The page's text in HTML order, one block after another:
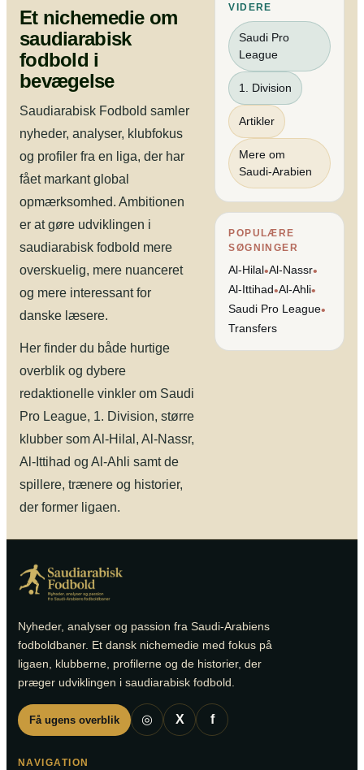
Et nichemedie om
saudiarabisk
fodbold i
bevægelse
Saudiarabisk Fodbold samler
nyheder, analyser, klubfokus
og profiler fra en liga, der har
fået markant global
opmærksomhed. Ambitionen
er at gøre udviklingen i
saudiarabisk fodbold mere
overskuelig, mere nuanceret
og mere interessant for
danske læsere.
Her finder du både hurtige
overblik og dybere
redaktionelle vinkler om Saudi
Pro League, 1. Division, større
klubber som Al-Hilal, Al-Nassr,
Al-Ittihad og Al-Ahli samt de
spillere, trænere og historier,
der former ligaen.
VIDERE
Saudi Pro
League
1. Division
Artikler
Mere om
Saudi-Arabien
POPULÆRE
SØGNINGER
Al-Hilal•Al-Nassr•
Al-Ittihad•Al-Ahli•
Saudi Pro League•
Transfers
Nyheder, analyser og passion fra Saudi-Arabiens
fodboldbaner. Et dansk nichemedie med fokus på
ligaen, klubberne, profilerne og de historier, der
præger udviklingen i saudiarabisk fodbold.
Få ugens overblik ◎ X f
NAVIGATION